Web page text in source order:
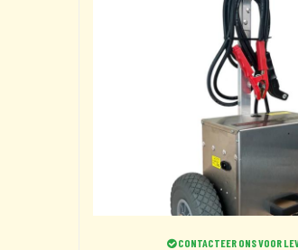
CONTACTEER ONS VOOR